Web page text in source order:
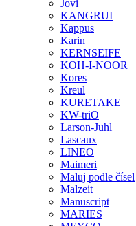
Jovi
KANGRUI
Kappus
Karin
KERNSEIFE
KOH-I-NOOR
Kores
Kreul
KURETAKE
KW-triO
Larson-Juhl
Lascaux
LINEO
Maimeri
Maluj podle čísel
Malzeit
Manuscript
MARIES